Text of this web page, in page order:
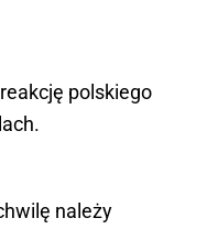
polskiego
należy